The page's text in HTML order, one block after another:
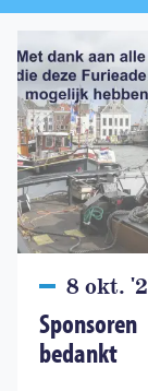
8 okt.
Sponsoren
bedankt